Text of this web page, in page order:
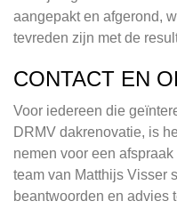
aangepakt en afgerond,
tevreden zijn met de
CONTACT EN
Voor iedereen die
DRMV dakrenovatie, is
nemen voor een
team van Matthijs Visser
beantwoorden en advies